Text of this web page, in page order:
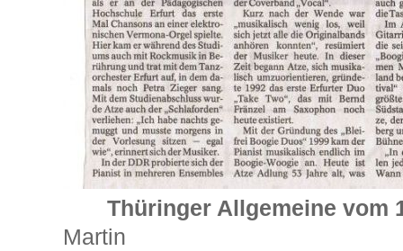
Thüringer Allgemeine vom
Martin